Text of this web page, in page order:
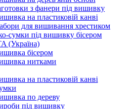
з фанери під вишивку
на пластиковій канві
для вишивання хрестиком
сумки під вишивку бісером
(Україна)
бісером
нитками
на пластиковій канві
по дереву
під вишивку